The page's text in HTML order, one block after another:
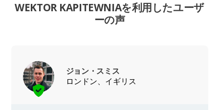
WEKTOR KAPITEWNIAを利用したユーザ
ーの声
ジョン・スミス
ロンドン、イギリス